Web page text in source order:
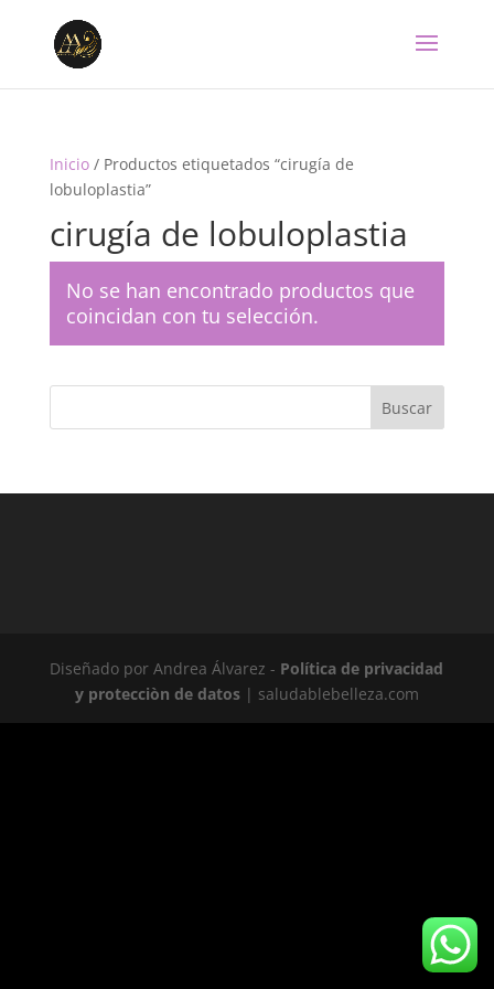
Inicio/ Productos etiquetados “cirugía de
lobuloplastia”
cirugía de lobuloplastia
No se han encontrado productos que
coincidan con tu selección.
Buscar
Diseñado por Andrea Álvarez - Política de privacidad
y protecciòn de datos| saludablebelleza.com